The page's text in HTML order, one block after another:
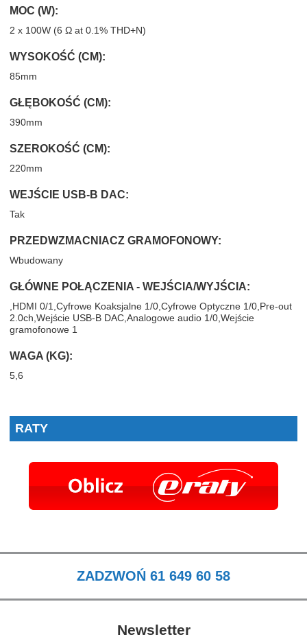
MOC (W):
2 x 100W (6 Ω at 0.1% THD+N)
WYSOKOŚĆ (CM):
85mm
GŁĘBOKOŚĆ (CM):
390mm
SZEROKOŚĆ (CM):
220mm
WEJŚCIE USB-B DAC:
Tak
PRZEDWZMACNIACZ GRAMOFONOWY:
Wbudowany
GŁÓWNE POŁĄCZENIA - WEJŚCIA/WYJŚCIA:
,HDMI 0/1,Cyfrowe Koaksjalne 1/0,Cyfrowe Optyczne 1/0,Pre-out
2.0ch,Wejście USB-B DAC,Analogowe audio 1/0,Wejście
gramofonowe 1
WAGA (KG):
5,6
RATY
ZADZWOŃ 61 649 60 58
Newsletter